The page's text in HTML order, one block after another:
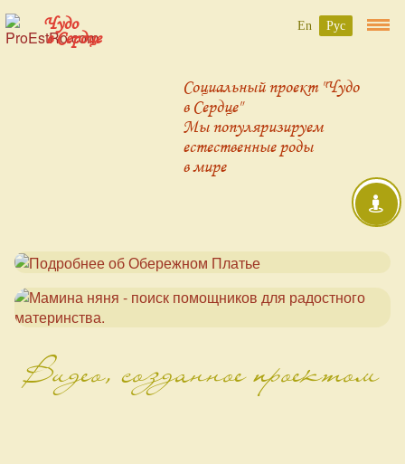
Чудо
в Сердце
Социальный проект "Чудо
в Сердце"
Мы популяризируем
естественные роды
в мире
Видео, созданное проектом
En Рус